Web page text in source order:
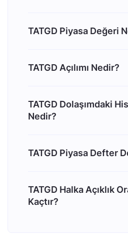
TATGD Piyasa Değeri
TATGD Açılımı Nedir?
TATGD Dolaşımdaki
Nedir?
TATGD Piyasa Defter
TATGD Halka Açıklık
Kaçtır?